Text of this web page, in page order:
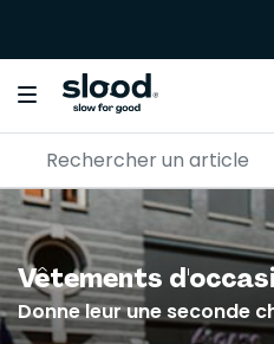
Vêtements
Donne leur une seconde